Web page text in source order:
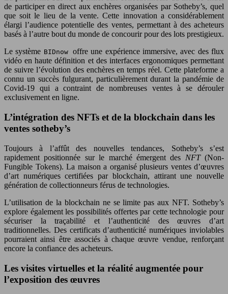
de participer en direct aux enchères organisées par Sotheby’s, quel
que soit le lieu de la vente. Cette innovation a considérablement
élargi l’audience potentielle des ventes, permettant à des acheteurs
basés à l’autre bout du monde de concourir pour des lots prestigieux.
Le système BIDnowoffre une expérience immersive, avec des flux
vidéo en haute définition et des interfaces ergonomiques permettant
de suivre l’évolution des enchères en temps réel. Cette plateforme a
connu un succès fulgurant, particulièrement durant la pandémie de
Covid-19 qui a contraint de nombreuses ventes à se dérouler
exclusivement en ligne.
L’intégration des NFTs et de la blockchain dans les
ventes sotheby’s
Toujours à l’affût des nouvelles tendances, Sotheby’s s’est
rapidement positionnée sur le marché émergent des NFT (Non-
Fungible Tokens). La maison a organisé plusieurs ventes d’œuvres
d’art numériques certifiées par blockchain, attirant une nouvelle
génération de collectionneurs férus de technologies.
L’utilisation de la blockchain ne se limite pas aux NFT. Sotheby’s
explore également les possibilités offertes par cette technologie pour
sécuriser la traçabilité et l’authenticité des œuvres d’art
traditionnelles. Des certificats d’authenticité numériques inviolables
pourraient ainsi être associés à chaque œuvre vendue, renforçant
encore la confiance des acheteurs.
Les visites virtuelles et la réalité augmentée pour
l’exposition des œuvres